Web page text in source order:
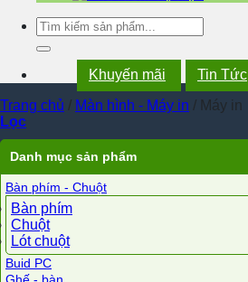
Tìm
kiếm:
Khuyến mãi Tin Tức
Trang chủ / Màn hình - Máy in / Máy in
Lọc
Danh mục sản phẩm
Bàn phím - Chuột
Bàn phím
Chuột
Lót chuột
Buid PC